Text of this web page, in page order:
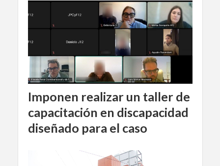
Imponen realizar un taller de
capacitación en discapacidad
diseñado para el caso